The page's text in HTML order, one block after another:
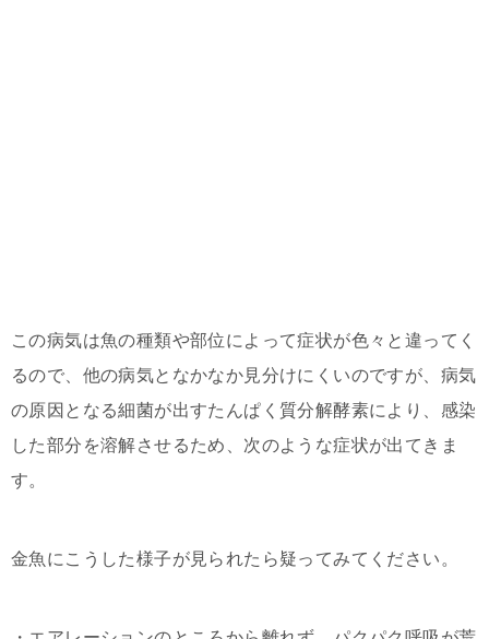
この病気は魚の種類や部位によって症状が色々と違ってく
るので、他の病気となかなか見分けにくいのですが、病気
の原因となる細菌が出すたんぱく質分解酵素により、感染
した部分を溶解させるため、次のような症状が出てきま
す。
金魚にこうした様子が見られたら疑ってみてください。